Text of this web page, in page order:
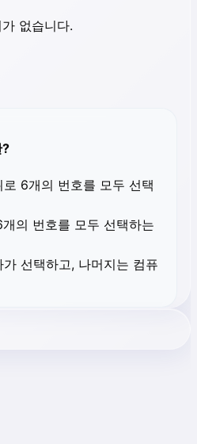
없습니다.
6개의 번호를 모두 선택
의 번호를 모두 선택하는
선택하고, 나머지는 컴퓨